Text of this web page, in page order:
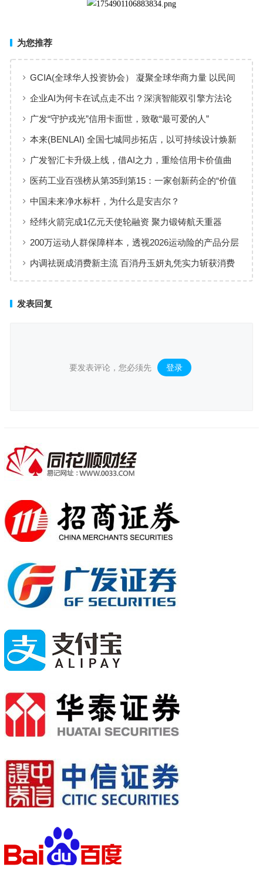
为您推荐
GCIA(全球华人投资协会） 凝聚全球华商力量 以民间
交流赋能从业者共同成长
企业AI为何卡在试点走不出？深演智能双引擎方法论
回答：卡点不在模型，而在使用方式
广发“守护戎光”信用卡面世，致敬“最可爱的人”
本来(BENLAI) 全国七城同步拓店，以可持续设计焕新
品牌体验
广发智汇卡升级上线，借AI之力，重绘信用卡价值曲
线
医药工业百强榜从第35到第15：一家创新药企的“价值
增长”样本
中国未来净水标杆，为什么是安吉尔？
经纬火箭完成1亿元天使轮融资 聚力锻铸航天重器
200万运动人群保障样本，透视2026运动险的产品分层
与适配逻辑
内调祛斑成消费新主流 百消丹玉妍丸凭实力斩获消费
发表回复
要发表评论，您必须先 登录 。